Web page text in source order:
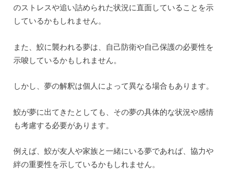
のストレスや追い詰められた状況に直面していることを示
しているかもしれません。
また、鮫に襲われる夢は、自己防衛や自己保護の必要性を
示唆しているかもしれません。
しかし、夢の解釈は個人によって異なる場合もあります。
鮫が夢に出てきたとしても、その夢の具体的な状況や感情
も考慮する必要があります。
例えば、鮫が友人や家族と一緒にいる夢であれば、協力や
絆の重要性を示しているかもしれません。